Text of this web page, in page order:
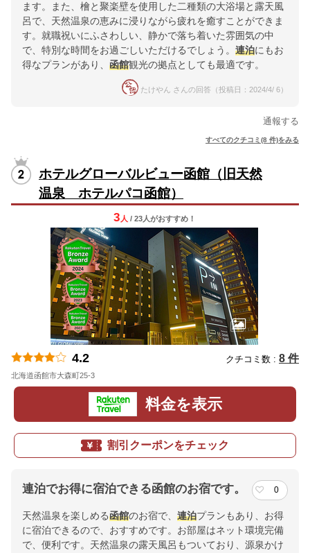
ます。また、檜と聚楽壁を使用した二種類の大浴場と露天風
呂で、天然温泉の恵みに浸りながら疲れを癒すことができま
す。就職祝いにふさわしい、静かで落ち着いた雰囲気の中
で、特別な時間をお過ごしいただけるでしょう。 連泊にもお
得なプランがあり、 函館観光の拠点としても最適です。
たけやん さんの回答（投稿日：2024/4/ 6）
通報する
すべてのクチコミ(8 件)をみる
ホテルグローバルビュー函館（旧天然
温泉 ホテルパコ函館）
3 人 / 23人がおすすめ！
4.2 クチコミ数 : 8 件
北海道函館市大森町25-3
料金を表示
割引クーポンをチェック
連泊でお得に宿泊できる函館のお宿です。 0
天然温泉を楽しめる函館のお宿で、 連泊プランもあり、お得
に宿泊できるので、おすすめです。お部屋はネット環境完備
で、便利です。天然温泉の露天風呂もついており、源泉かけ